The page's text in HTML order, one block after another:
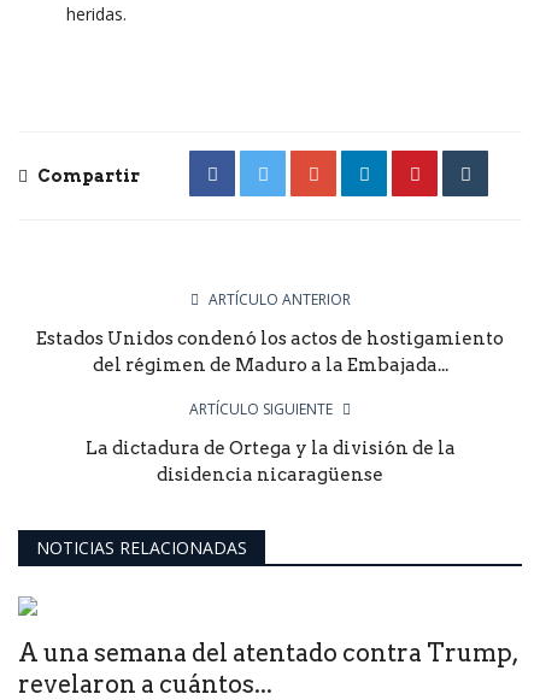
heridas.
Compartir
ARTÍCULO ANTERIOR
Estados Unidos condenó los actos de hostigamiento
del régimen de Maduro a la Embajada...
ARTÍCULO SIGUIENTE
La dictadura de Ortega y la división de la
disidencia nicaragüense
NOTICIAS RELACIONADAS
A una semana del atentado contra Trump,
revelaron a cuántos...